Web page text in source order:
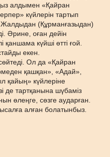
алдымен «Қайран
күйлерін тартып
(Құрманғазыдан)
Әрине, оған дейін
қаншама күйші өтті ғой.
екен.
Ол да «Қайран
қашқан», «Адай»,
қайың» күйлеріне
де тартқанына шүбаміз
өлеңге, сөзге аударған.
алған болатынбыз.